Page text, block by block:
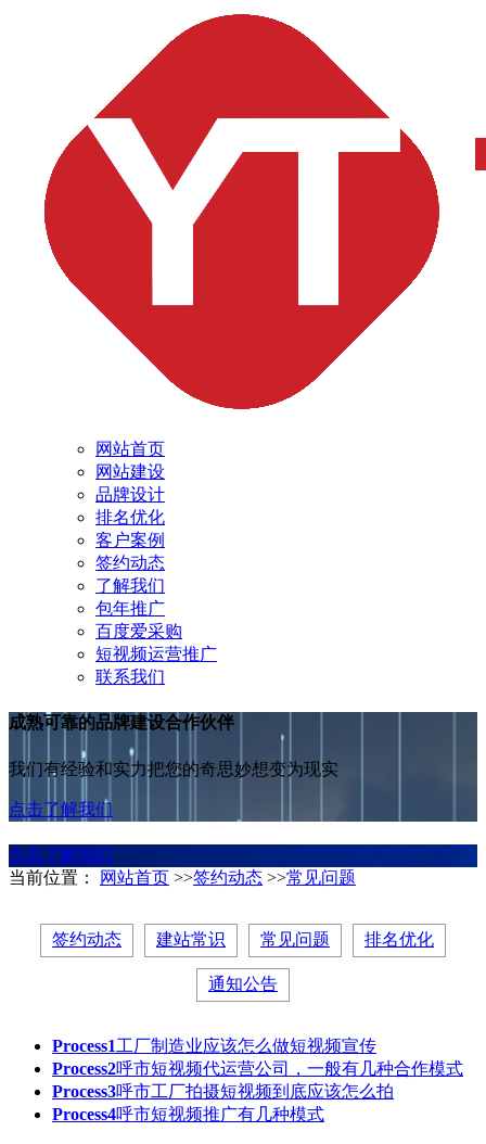
网站首页
网站建设
品牌设计
排名优化
客户案例
签约动态
了解我们
包年推广
百度爱采购
短视频运营推广
联系我们
成熟可靠的品牌建设合作伙伴
我们有经验和实力把您的奇思妙想变为现实
点击了解我们
点击了解我们
当前位置：
网站首页 >>签约动态 >>常见问题
签约动态 建站常识 常见问题 排名优化
通知公告
Process1工厂制造业应该怎么做短视频宣传
Process2呼市短视频代运营公司，一般有几种合作模式
Process3呼市工厂拍摄短视频到底应该怎么拍
Process4呼市短视频推广有几种模式